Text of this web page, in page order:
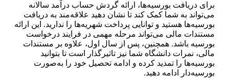
برای دریافت بورسیه‌ها، ارائه گردش حساب درآمد سالانه
می‌تواند به شما کمک کند تا نشان دهید علاقه‌مند به دریافت
بورسیه‌ها هستید و توانایی پرداخت شهریه‌ها را ندارید. این ارائه
مستندات مالی می‌تواند مرحله مهمی در فرایند درخواست
بورسیه باشد. همچنین، پس از سال اول، علاوه بر مستندات
مالی، نمرات دانشگاه شما نیز تاثیرگذار است تا بتوانید
بورسیه‌ها را تمدید کرده و ادامه تحصیل خود را به‌صورت
بورسیه‌دار ادامه دهید.